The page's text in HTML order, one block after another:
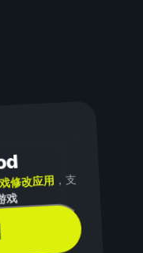
修改应用 ，支
戏